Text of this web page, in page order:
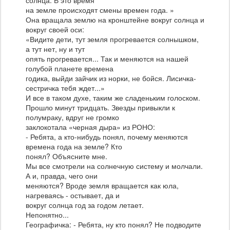
на земле происходят смены времен года. »
Она вращала землю на кронштейне вокруг солнца и
вокруг своей оси:
«Видите дети, тут земля прогревается солнышком,
а тут нет, ну и тут
опять прогревается... Так и меняются на нашей
голубой планете времена
годика, выйди зайчик из норки, не бойся. Лисичка-
сестричка тебя ждет...»
И все в таком духе, таким же сладеньким голоском.
Прошло минут тридцать. Звезды привыкли к
полумраку, вдруг не громко
заклокотала «черная дыра» из РОНО:
- Ребята, а кто-нибудь понял, почему меняются
времена года на земле? Кто
понял? Объясните мне.
Мы все смотрели на солнечную систему и молчали.
А и, правда, чего они
меняются? Вроде земля вращается как юла,
нагреваясь - остывает, да и
вокруг солнца год за годом летает.
Непонятно...
Географичка: - Ребята, ну кто понял? Не подводите